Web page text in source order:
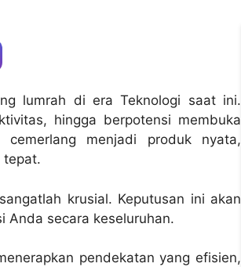
lumrah di era Teknologi saat ini.
hingga berpotensi membuka
menjadi produk nyata,
tepat.
krusial. Keputusan ini akan
Anda secara keseluruhan.
pendekatan yang efisien,